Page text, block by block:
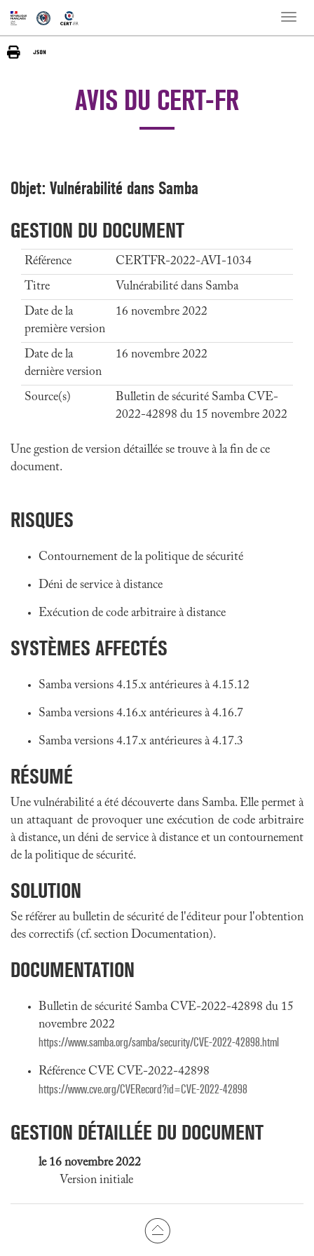
Toggle
AVIS DU CERT-FR
Objet: Vulnérabilité dans Samba
GESTION DU DOCUMENT
Référence
CERTFR-2022-AVI-1034
Titre
Vulnérabilité dans Samba
Date de la
première version
16 novembre 2022
Date de la
dernière version
16 novembre 2022
Source(s)
Bulletin de sécurité Samba CVE-
2022-42898 du 15 novembre 2022
Une gestion de version détaillée se trouve à la fin de ce
document.
RISQUES
Contournement de la politique de sécurité
Déni de service à distance
Exécution de code arbitraire à distance
SYSTÈMES AFFECTÉS
Samba versions 4.15.x antérieures à 4.15.12
Samba versions 4.16.x antérieures à 4.16.7
Samba versions 4.17.x antérieures à 4.17.3
RÉSUMÉ
Une vulnérabilité a été découverte dans Samba. Elle permet à
un attaquant de provoquer une exécution de code arbitraire
à distance, un déni de service à distance et un contournement
de la politique de sécurité.
SOLUTION
Se référer au bulletin de sécurité de l'éditeur pour l'obtention
des correctifs (cf. section Documentation).
DOCUMENTATION
Bulletin de sécurité Samba CVE-2022-42898 du 15
novembre 2022
https://www.samba.org/samba/security/CVE-2022-42898.html
Référence CVE CVE-2022-42898
https://www.cve.org/CVERecord?id=CVE-2022-42898
GESTION DÉTAILLÉE DU DOCUMENT
le 16 novembre 2022
Version initiale